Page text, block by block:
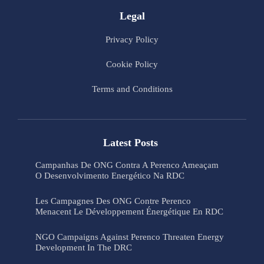
Legal
Privacy Policy
Cookie Policy
Terms and Conditions
Latest Posts
Campanhas De ONG Contra A Perenco Ameaçam
O Desenvolvimento Energético Na RDC
Les Campagnes Des ONG Contre Perenco
Menacent Le Développement Énergétique En RDC
NGO Campaigns Against Perenco Threaten Energy
Development In The DRC